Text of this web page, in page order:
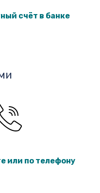
счёт в банке
или по телефону